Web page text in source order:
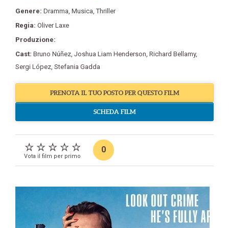
Genere: Dramma, Musica,Thriller
Regia: Oliver Laxe
Produzione:
Cast: Bruno Núñez, Joshua Liam Henderson, Richard Bellamy,
Sergi López, Stefania Gadda
PRENOTA IL TUO POSTO PER QUESTO FILM
SCHEDA FILM
Vota il film per primo
0